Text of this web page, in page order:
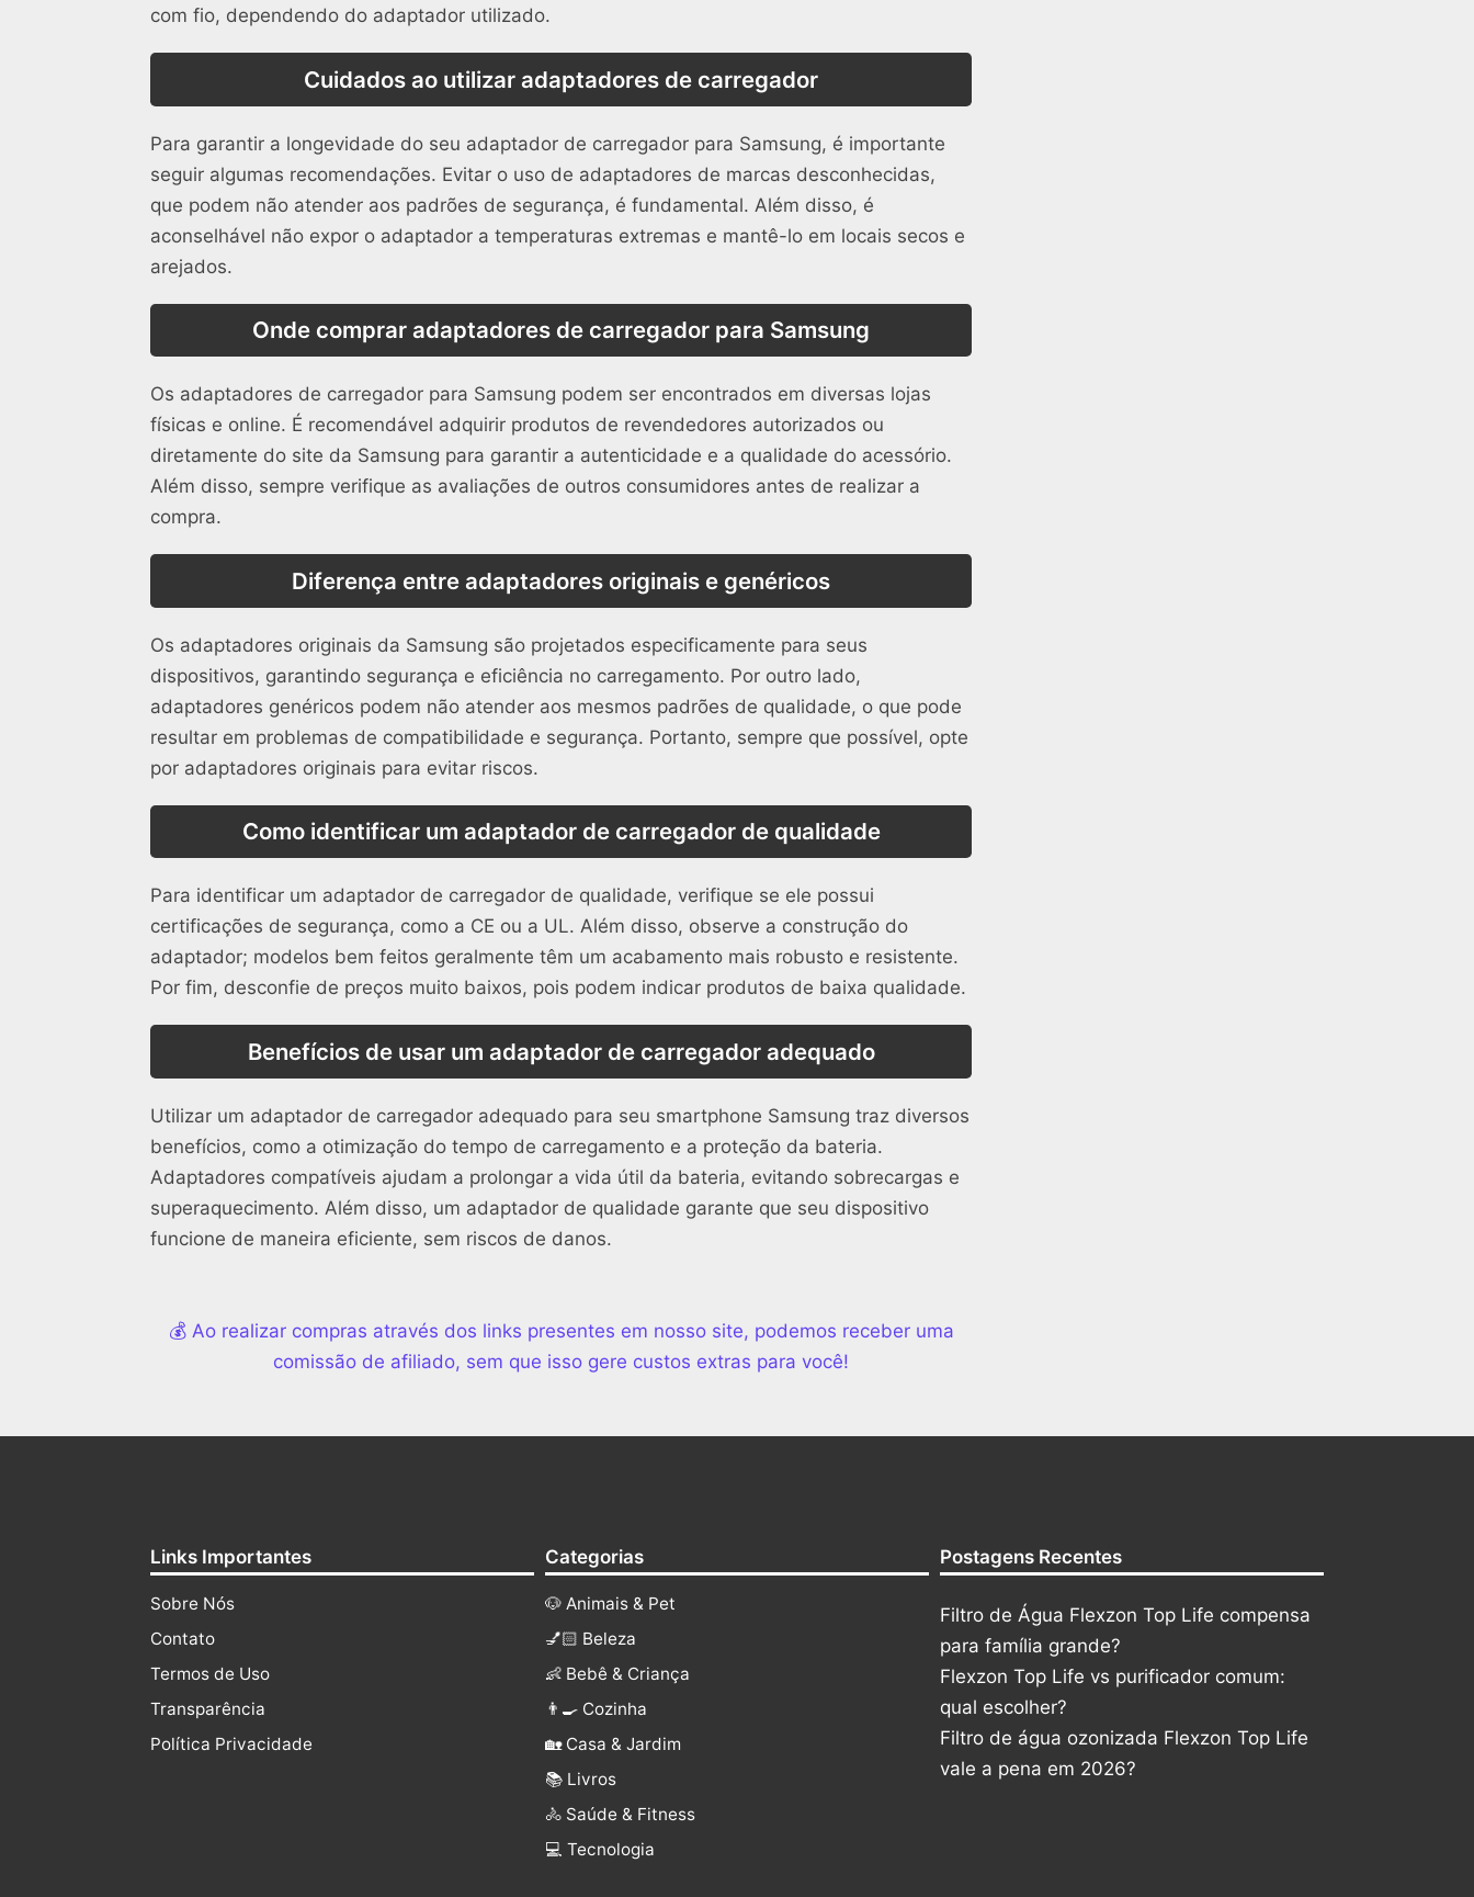
com fio, dependendo do adaptador utilizado.
Cuidados ao utilizar adaptadores de carregador
Para garantir a longevidade do seu adaptador de carregador para Samsung, é importante
seguir algumas recomendações. Evitar o uso de adaptadores de marcas desconhecidas,
que podem não atender aos padrões de segurança, é fundamental. Além disso, é
aconselhável não expor o adaptador a temperaturas extremas e mantê-lo em locais secos e
arejados.
Onde comprar adaptadores de carregador para Samsung
Os adaptadores de carregador para Samsung podem ser encontrados em diversas lojas
físicas e online. É recomendável adquirir produtos de revendedores autorizados ou
diretamente do site da Samsung para garantir a autenticidade e a qualidade do acessório.
Além disso, sempre verifique as avaliações de outros consumidores antes de realizar a
compra.
Diferença entre adaptadores originais e genéricos
Os adaptadores originais da Samsung são projetados especificamente para seus
dispositivos, garantindo segurança e eficiência no carregamento. Por outro lado,
adaptadores genéricos podem não atender aos mesmos padrões de qualidade, o que pode
resultar em problemas de compatibilidade e segurança. Portanto, sempre que possível, opte
por adaptadores originais para evitar riscos.
Como identificar um adaptador de carregador de qualidade
Para identificar um adaptador de carregador de qualidade, verifique se ele possui
certificações de segurança, como a CE ou a UL. Além disso, observe a construção do
adaptador; modelos bem feitos geralmente têm um acabamento mais robusto e resistente.
Por fim, desconfie de preços muito baixos, pois podem indicar produtos de baixa qualidade.
Benefícios de usar um adaptador de carregador adequado
Utilizar um adaptador de carregador adequado para seu smartphone Samsung traz diversos
benefícios, como a otimização do tempo de carregamento e a proteção da bateria.
Adaptadores compatíveis ajudam a prolongar a vida útil da bateria, evitando sobrecargas e
superaquecimento. Além disso, um adaptador de qualidade garante que seu dispositivo
funcione de maneira eficiente, sem riscos de danos.
💰 Ao realizar compras através dos links presentes em nosso site, podemos receber uma
comissão de afiliado, sem que isso gere custos extras para você!
Links Importantes
Sobre Nós
Contato
Termos de Uso
Transparência
Política Privacidade
Categorias
🐶 Animais & Pet
💅🏻 Beleza
👶 Bebê & Criança
👨‍🍳 Cozinha
🏡 Casa & Jardim
📚 Livros
🚴 Saúde & Fitness
‍💻 Tecnologia
Postagens Recentes
Filtro de Água Flexzon Top Life compensa
para família grande?
Flexzon Top Life vs purificador comum:
qual escolher?
Filtro de água ozonizada Flexzon Top Life
vale a pena em 2026?